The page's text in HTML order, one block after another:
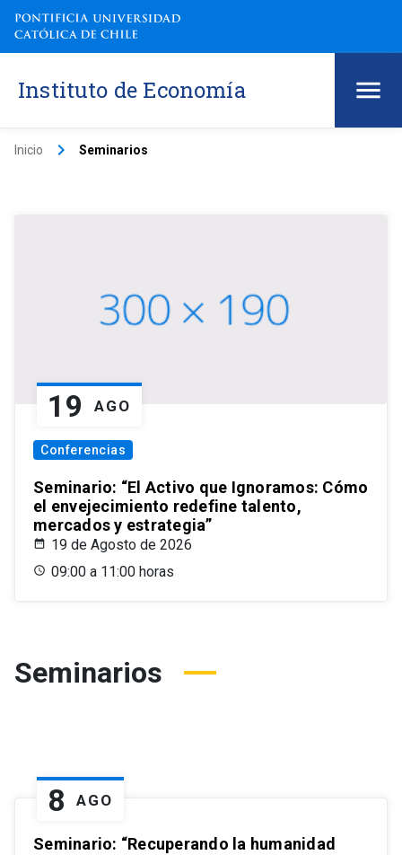
Instituto de Economía
Inicio keyboard_arrow_right Seminarios
19 AGO
Conferencias
Seminario: “El Activo que Ignoramos: Cómo
el envejecimiento redefine talento,
mercados y estrategia”
19 de Agosto de 2026
09:00 a 11:00 horas
Seminarios
8 AGO
Seminario: “Recuperando la humanidad